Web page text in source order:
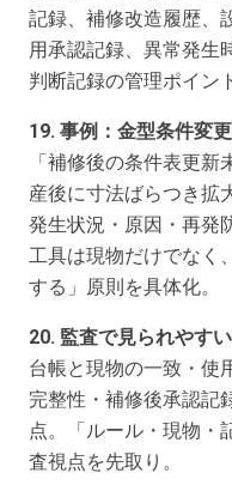
記録、補修改造履歴、
用承認記録、異常発生
判断記録の管理ポイン
19. 事例：金型条件変
「補修後の条件表更
産後に寸法ばらつき拡
発生状況・原因・再発
工具は現物だけでなく
する」原則を具体化。
20. 監査で見られやす
台帳と現物の一致・使
完整性・補修後承認記
点。「ルール・現物・
査視点を先取り。